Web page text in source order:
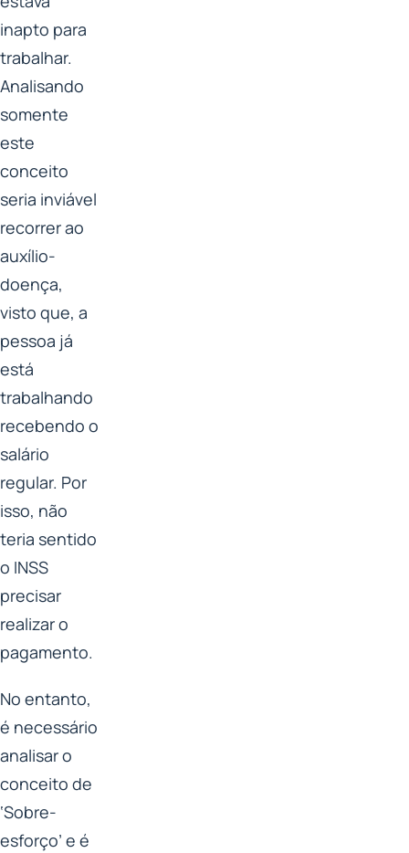
inapto para
trabalhar.
Analisando
somente
este
conceito
seria inviável
recorrer ao
auxílio-
doença,
visto que, a
pessoa já
está
trabalhando
recebendo o
salário
regular. Por
isso, não
teria sentido
o INSS
precisar
realizar o
pagamento.
No entanto,
é necessário
analisar o
conceito de
‘Sobre-
esforço’ e é